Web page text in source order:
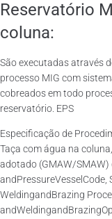
Reservatório
coluna:
São executadas através
processo MIG com
cobreados em todo
reservatório. EPS
Especificação de
Taça com água na
adotado (GMAW/SMAW)
WeldingandBrazing